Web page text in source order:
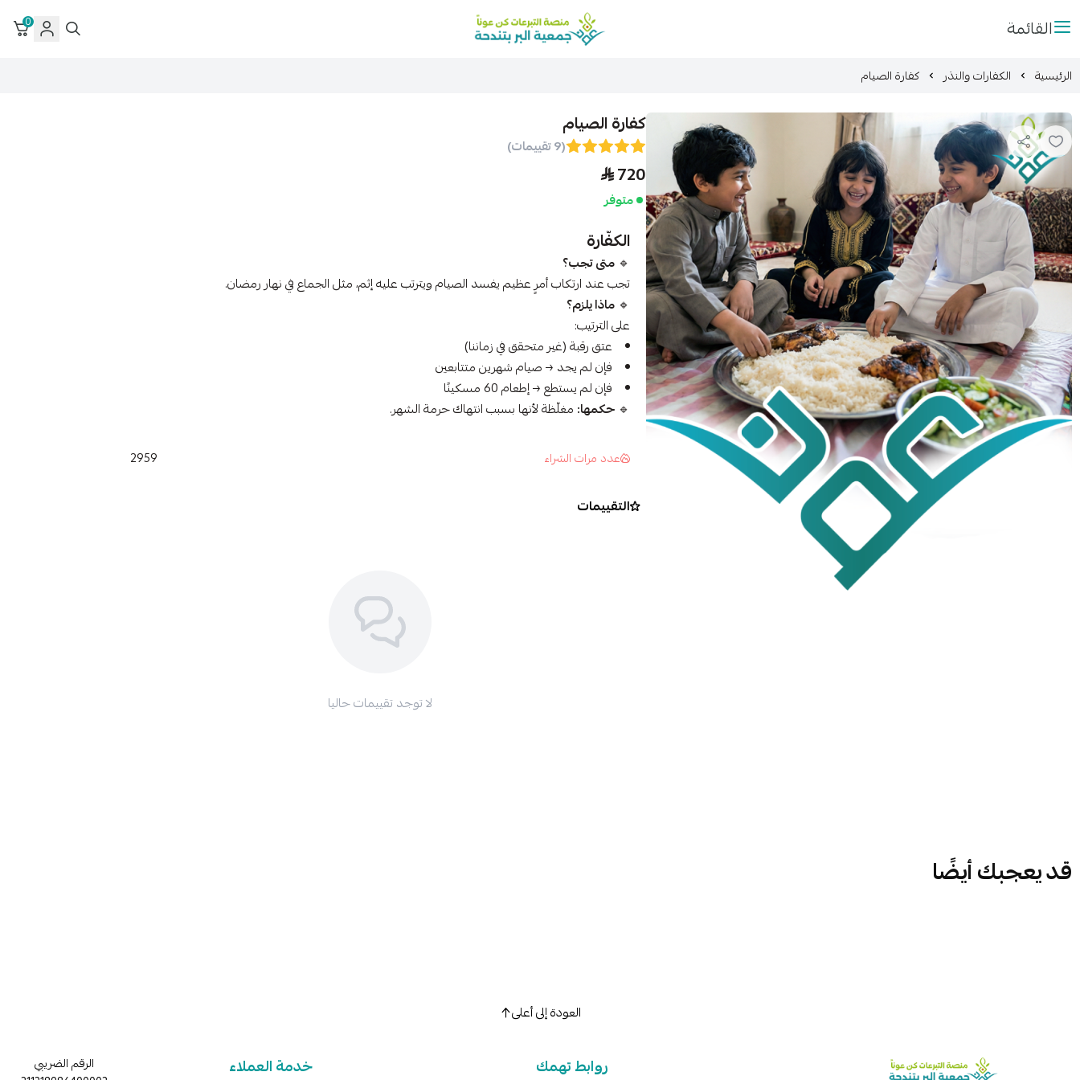
القائمة منصة كن عوناً
0
الرئيسية الكفارات والنذر كفارة الصيام
كفارة الصيام
(9 تقييمات)
720
متوفر
الكفّارة
🔹 متى تجب؟
تجب عند ارتكاب أمرٍ عظيم يفسد الصيام ويترتب عليه إثم، مثل الجماع في نهار رمضان.
🔹 ماذا يلزم؟
على الترتيب:
عتق رقبة (غير متحقق في زماننا)
فإن لم يجد → صيام شهرين متتابعين
فإن لم يستطع → إطعام 60 مسكينًا
🔹 حكمها: مغلّظة لأنها بسبب انتهاك حرمة الشهر.
عدد مرات الشراء 2959
التقييمات
لا توجد تقييمات حاليا
قد يعجبك أيضًا
العودة إلى أعلى
روابط تهمك خدمة العملاء
الرقم الضريبي